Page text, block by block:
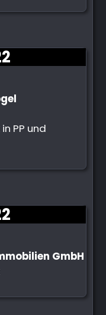
PP und
GmbH